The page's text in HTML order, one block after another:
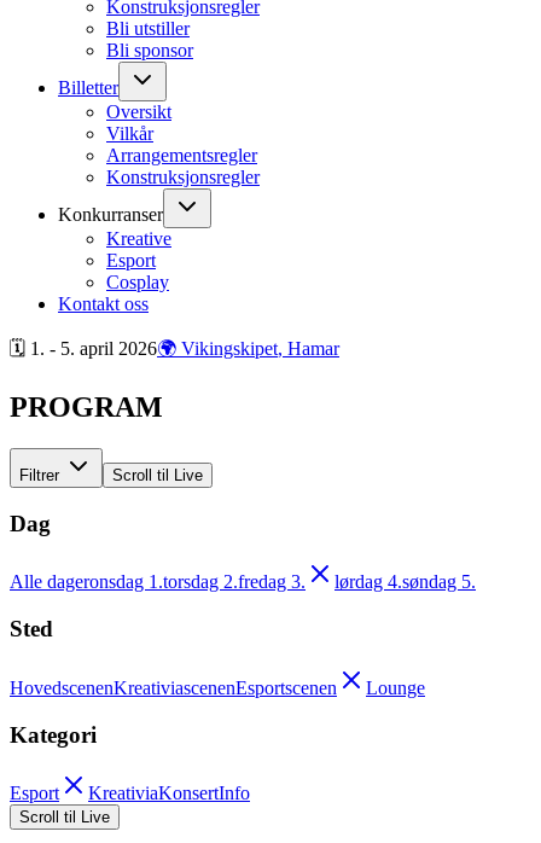
Konstruksjonsregler
Bli utstiller
Bli sponsor
Billetter
Oversikt
Vilkår
Arrangementsregler
Konstruksjonsregler
Konkurranser
Kreative
Esport
Cosplay
Kontakt oss
🗓 1. - 5. april 2026🌍 Vikingskipet, Hamar
PROGRAM
Filtrer Scroll til Live
Dag
Alle dageronsdag 1.torsdag 2.fredag 3. lørdag 4.søndag 5.
Sted
HovedscenenKreativiascenenEsportscenen Lounge
Kategori
Esport KreativiaKonsertInfo
Scroll til Live